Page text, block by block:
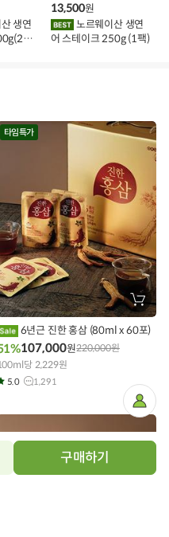
마
이
이
지
구매하기
에
담
기
조
에
담
기
어 스테이크 250g (1팩)
13,500원
타임특가
장
바
구
니
6년근 진한 홍삼 (80ml x 60포)
107,000원220,000원
당 2,229원
5.0 1,291